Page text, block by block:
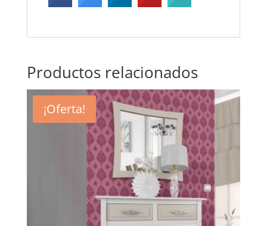
Productos relacionados
¡Oferta!